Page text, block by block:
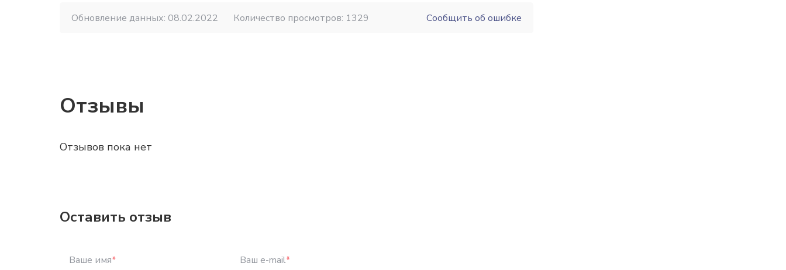
Обновление данных: 08.02.2022 Количество просмотров: 1329 Сообщить об ошибке
Отзывы
Отзывов пока нет
Оставить отзыв
Ваше имя* Ваш e-mail*